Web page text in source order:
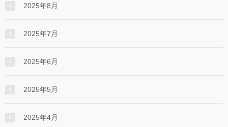
2025年8月
2025年7月
2025年6月
2025年5月
2025年4月